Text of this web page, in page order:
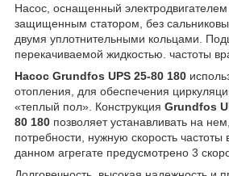
Насос, оснащенный
защищенным статором, без
двумя уплотнительными кольцами.
перекачиваемой жидкостью. частоты
Насос Grundfos UPS 25-80 180
отопления, для обеспечения
«теплый пол». Конструкция Grundfos
80 180 позволяет устанавливать на
потребности, нужную скорость
данном агрегате предусмотрено 3